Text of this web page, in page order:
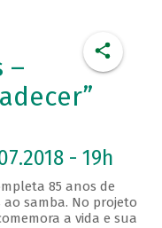
–
- 19h
85 anos de
ao samba. No projeto
a vida e sua